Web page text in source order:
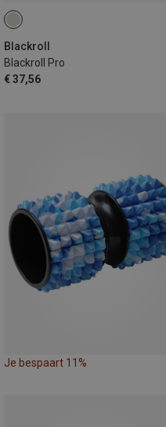
Blackroll
Blackroll Pro
€ 37,56
Je bespaart 11%